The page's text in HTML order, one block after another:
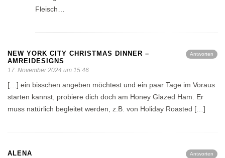
Fleisch…
Antworten
NEW YORK CITY CHRISTMAS DINNER –
AMREIDESIGNS
17. November 2024 um 15:46
[…] ein bisschen angeben möchtest und ein paar Tage im Voraus
starten kannst, probiere dich doch am Honey Glazed Ham. Er
muss natürlich begleitet werden, z.B. von Holiday Roasted […]
Antworten
ALENA